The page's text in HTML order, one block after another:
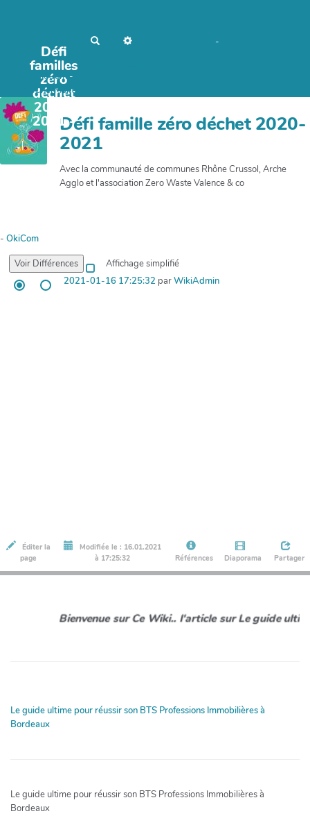
Défi
familles
zéro
déchet
2020-
2021 -
OkiCom -
PasCherMontres
R
r
-
Défi famille zéro déchet 2020-
2021
Avec la communauté de communes Rhône Crussol, Arche
Agglo et l'association Zero Waste Valence & co
- OkiCom
Affichage simplifié
2021-01-16 17:25:32 parWikiAdmin
Éditer la
page
Modifiée le : 16.01.2021
à 17:25:32
Références Diaporama Partager
Bienvenue sur Ce Wiki.. l'article sur Le guide
Le guide ultime pour réussir son BTS Professions Immobilières à
Bordeaux
Le guide ultime pour réussir son BTS Professions Immobilières à
Bordeaux